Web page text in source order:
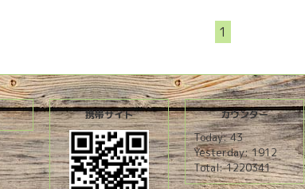
1
携帯サイト カウンター
Today:43
Yesterday:1912
Total:1220341